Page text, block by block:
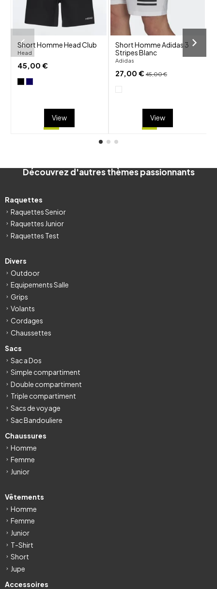
Short Homme Head Club
Head
45,00 €
View
Short Homme Adidas 3
Stripes Blanc
Adidas
27,00 €45,00 €
View
Découvrez d'autres thèmes passionnants
Raquettes
Raquettes Senior
Raquettes Junior
Raquettes Test
Divers
Outdoor
Equipements Salle
Grips
Volants
Cordages
Chaussettes
Sacs
Sac a Dos
Simple compartiment
Double compartiment
Triple compartiment
Sacs de voyage
Sac Bandouliere
Chaussures
Homme
Femme
Junior
Vêtements
Homme
Femme
Junior
T-Shirt
Short
Jupe
Accessoires